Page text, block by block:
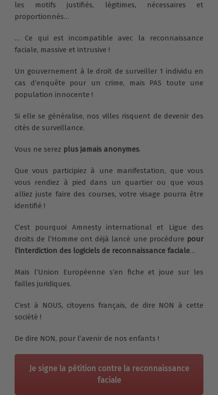
les motifs justifiés, légitimes, nécessaires et
proportionnés…
… Ce qui est incompatible avec la reconnaissance
faciale, massive et intrusive !
Un gouvernement à le droit de surveiller 1 individu en
cas d’enquête pour un crime, mais PAS toute une
population innocente !
Si elle se généralise, nos villes risquent de devenir des
cités de surveillance.
Vous ne serez plus jamais anonymes.
Que vous participiez à une manifestation, que vous
vous rendiez à pied dans un quartier ou que vous
alliez juste faire des courses, votre visage pourra être
identifié !
C’est pourquoi Amnesty international et Ligue des
droits de l’Homme ont déjà lancé une procédure pour
l’interdiction des logiciels de reconnaissance faciale…
Mais l’Union Européenne s’en fiche et joue sur les
failles juridiques.
C’est à NOUS, citoyens français, de dire NON à cette
société !
De dire NON, pour l’avenir de nos enfants !
Je signe la pétition contre la reconnaissance
faciale